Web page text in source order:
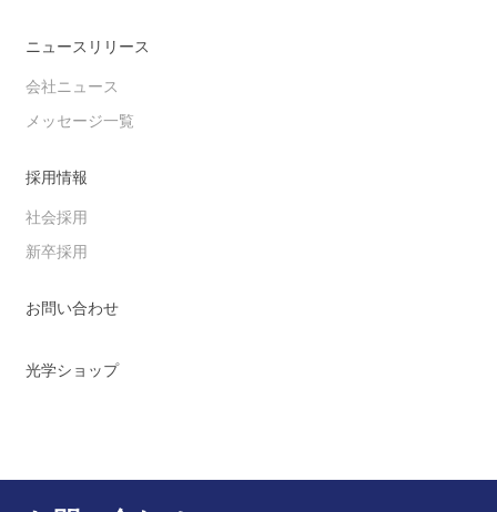
ニュースリリース
会社ニュース
メッセージ一覧
採用情報
社会採用
新卒採用
お問い合わせ
光学ショップ